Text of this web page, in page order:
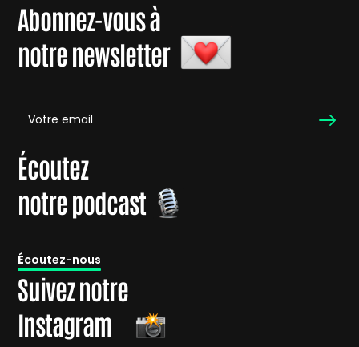
Abonnez-vous à
notre newsletter
Écoutez
notre podcast
Écoutez-nous
Suivez notre
Instagram